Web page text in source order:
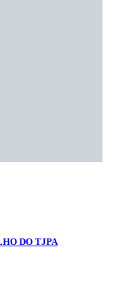
DO TJPA